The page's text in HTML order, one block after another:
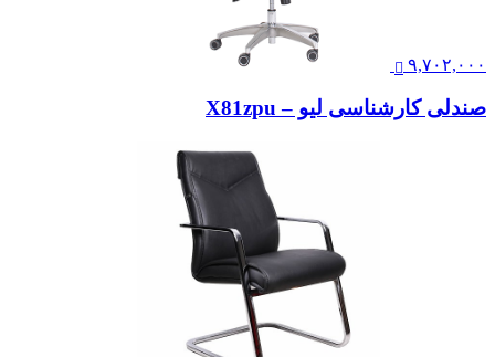
۹,۷۰۲,۰۰۰
صندلی کارشناسی لیو – X81zpu